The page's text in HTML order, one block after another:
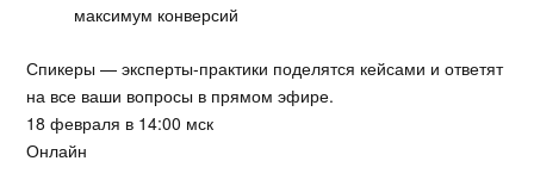
максимум конверсий
Спикеры — эксперты-практики поделятся кейсами и ответят
на все ваши вопросы в прямом эфире.
18 февраля в 14:00 мск
Онлайн